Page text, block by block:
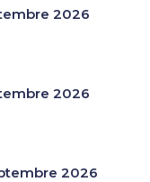
2026
2026
2026